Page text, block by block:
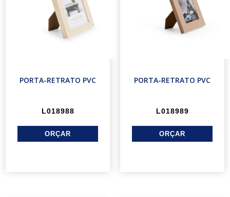
PORTA-RETRATO PVC
L018988
PORTA-RETRATO PVC
L018989